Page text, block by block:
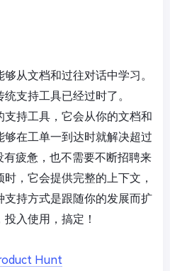
从文档和过往对话中学习。
支持工具已经过时了。
持工具，它会从你的文档和
在工单一到达时就解决超过
疲惫，也不需要不断招聘来
，它会提供完整的上下文，
持方式是跟随你的发展而扩
入使用，搞定！
Hunt